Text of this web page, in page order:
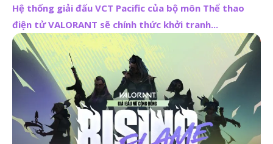
Hệ thống giải đấu VCT Pacific của bộ môn Thể thao
điện tử VALORANT sẽ chính thức khởi tranh...